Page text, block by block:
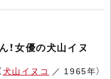
！女優の犬山イヌ
犬山イヌコ ／ 1965年）